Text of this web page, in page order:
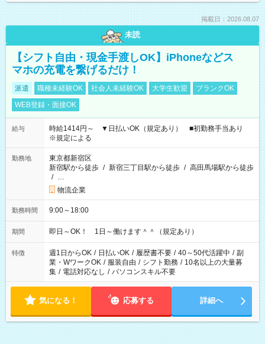
掲載日：2026.08.07
未読
【シフト自由・現金手渡しOK】iPhoneなどス
マホの充電を繋げるだけ！
派遣 職種未経験OK 社会人未経験OK 大学生歓迎
ブランクOK
WEB登録・面接OK
給与
時給1414円～ ▼日払いOK（規定あり） ■初勤務手当あり
※規定による
勤務地
東京都新宿区
新宿駅から徒歩 / 新宿三丁目駅から徒歩 / 高田馬場駅から徒歩
/ …
物流企業
勤務時間 9:00～18:00
期間 即日～OK！ 1日～働けます＾＾（規定あり）
特徴 週1日からOK / 日払いOK / 履歴書不要 / 40～50代活躍中 / 副
業・WワークOK / 服装自由 / シフト勤務 / 10名以上の大量募
集 / 電話対応なし / パソコンスキル不要
気になる！ 応募する 詳細へ